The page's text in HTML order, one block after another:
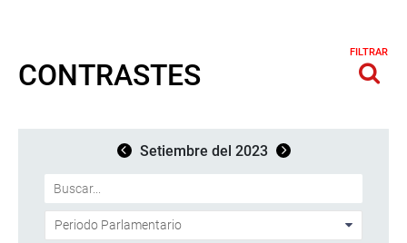
CONTRASTES
FILTRAR
Setiembre del 2023